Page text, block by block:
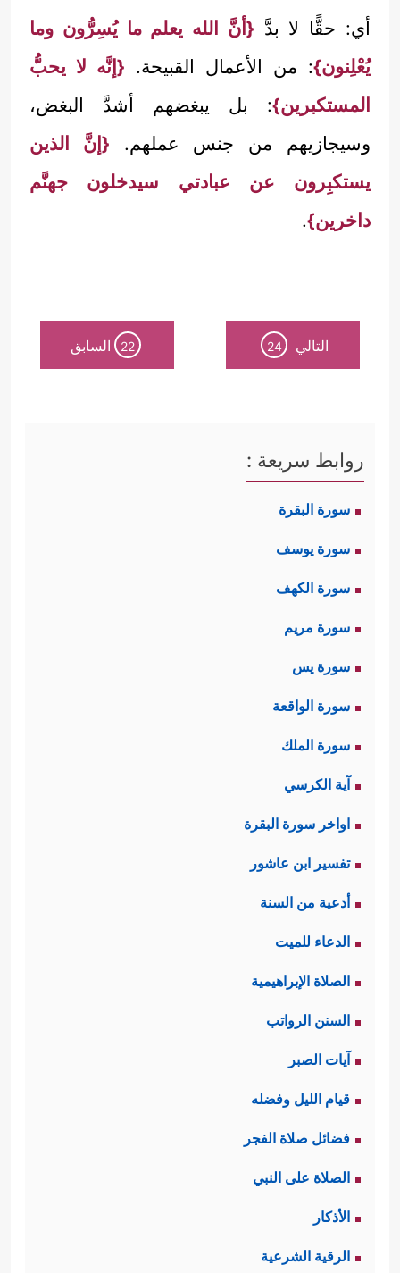
أي: حقًّا لا بدَّ {أنَّ الله يعلم ما يُسِرُّون وما
يُعْلِنون}: من الأعمال القبيحة. {إنَّه لا يحبُّ
المستكبرين}: بل يبغضهم أشدَّ البغض،
وسيجازيهم من جنس عملهم. {إنَّ الذين
يستكبِرون عن عبادتي سيدخلون جهنَّم
داخرين}.
التالي 24
22 السابق
روابط سريعة :
سورة البقرة
سورة يوسف
سورة الكهف
سورة مريم
سورة يس
سورة الواقعة
سورة الملك
آية الكرسي
اواخر سورة البقرة
تفسير ابن عاشور
أدعية من السنة
الدعاء للميت
الصلاة الإبراهيمية
السنن الرواتب
آيات الصبر
قيام الليل وفضله
فضائل صلاة الفجر
الصلاة على النبي
الأذكار
الرقية الشرعية